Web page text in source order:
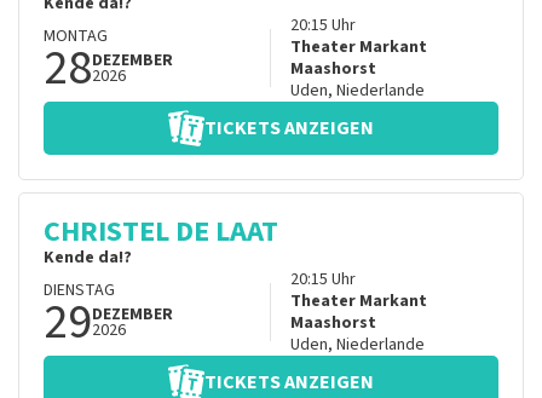
MONTAG
28DEZEMBER
2026
20:15 Uhr
Theater Markant
Maashorst
Uden, Niederlande
TICKETS ANZEIGEN
CHRISTEL DE LAAT
Kende da!?
DIENSTAG
29DEZEMBER
2026
20:15 Uhr
Theater Markant
Maashorst
Uden, Niederlande
TICKETS ANZEIGEN